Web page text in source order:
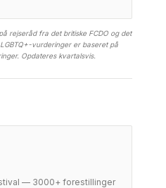
rejseråd fra det britiske FCDO og det
vurderinger er baseret på
Opdateres kvartalsvis.
— 3000+ forestillinger